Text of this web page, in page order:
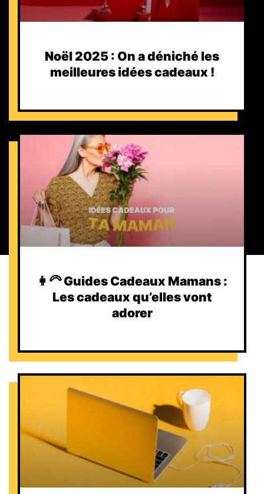
Noël 2025 : On a déniché les
meilleures idées cadeaux !
👩‍🦳 Guides Cadeaux Mamans :
Les cadeaux qu’elles vont
adorer